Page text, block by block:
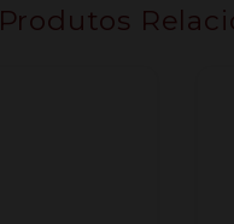
Produtos